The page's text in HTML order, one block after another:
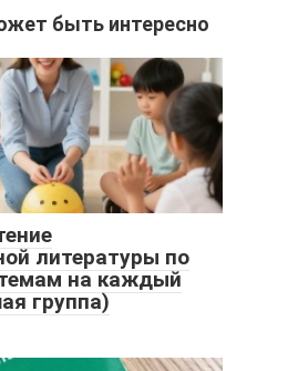
быть интересно
литературы по
на каждый
группа)